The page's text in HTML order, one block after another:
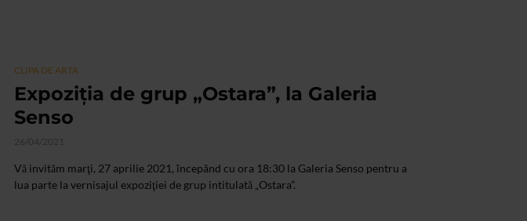
CLIPA DE ARTA
Expoziția de grup „Ostara”, la Galeria
Senso
26/04/2021
Vă invităm marţi, 27 aprilie 2021, începând cu ora 18:30 la Galeria Senso pentru a
lua parte la vernisajul expoziţiei de grup intitulată „Ostara”.